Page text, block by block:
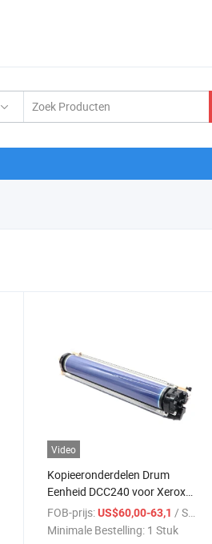
Video
Kopieeronderdelen Drum
Eenheid DCC240 voor Xerox
242 DCC250 C250 C260
FOB-prijs: US$60,00-63,1 / Stuk
Minimale Bestelling: 1 Stuk